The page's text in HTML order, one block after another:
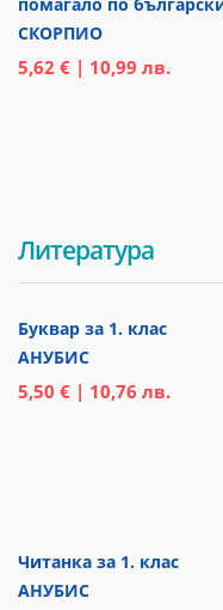
помагало по
СКОРПИО
5,62 € | 10,99 лв.
Литература
Буквар за 1. клас
АНУБИС
5,50 € | 10,76 лв.
Читанка за 1. клас
АНУБИС